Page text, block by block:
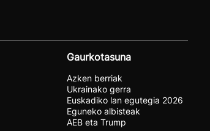
Gaurkotasuna
Azken berriak
Ukrainako gerra
Euskadiko lan egutegia 2026
Eguneko albisteak
AEB eta Trump